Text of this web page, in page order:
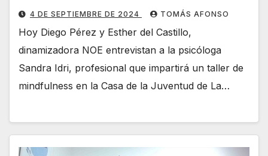
4 DE SEPTIEMBRE DE 2024 TOMÁS AFONSO
Hoy Diego Pérez y Esther del Castillo,
dinamizadora NOE entrevistan a la psicóloga
Sandra Idri, profesional que impartirá un taller de
mindfulness en la Casa de la Juventud de La…